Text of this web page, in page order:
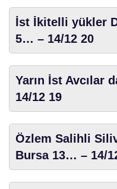
İst İkitelli yükler
5… – 14/12 20
Yarın İst Avcılar
14/12 19
Özlem Salihli
Bursa 13… – 14/